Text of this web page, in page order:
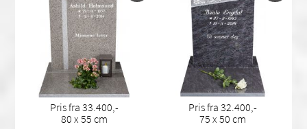
Pris fra 33.400,-
80 x 55 cm
Pris fra 32.400,-
75 x 50 cm